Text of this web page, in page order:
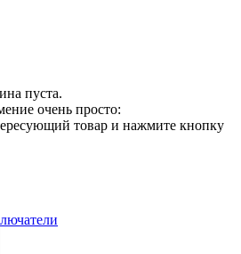
пуста.
очень просто:
товар и нажмите кнопку